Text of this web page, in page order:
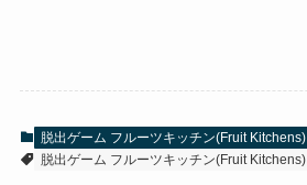
脱出ゲーム フルーツキッチン(Fruit Kitchens)
脱出ゲーム フルーツキッチン(Fruit Kitchens)